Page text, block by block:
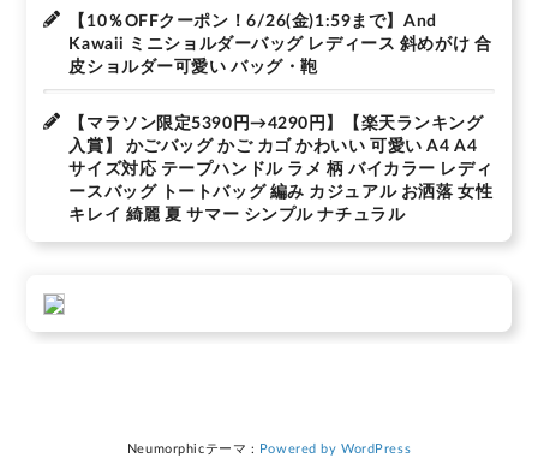
【10％OFFクーポン！6/26(金)1:59まで】And
Kawaii ミニショルダーバッグ レディース 斜めがけ 合
皮ショルダー可愛い バッグ・鞄
【マラソン限定5390円→4290円】【楽天ランキング
入賞】 かごバッグ かご カゴ かわいい 可愛い A4 A4
サイズ対応 テープハンドル ラメ 柄 バイカラー レディ
ースバッグ トートバッグ 編み カジュアル お洒落 女性
キレイ 綺麗 夏 サマー シンプル ナチュラル
Neumorphicテーマ : Powered by WordPress